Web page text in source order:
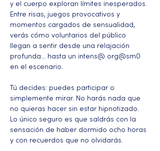
y el cuerpo exploran límites inesperados.
Entre risas, juegos provocativos y
momentos cargados de sensualidad,
verás cómo voluntarios del público
llegan a sentir desde una relajación
profunda… hasta un intens@ org@sm0
en el escenario.
Tú decides: puedes participar o
simplemente mirar. No harás nada que
no quieras hacer sin estar hipnotizado.
Lo único seguro es que saldrás con la
sensación de haber dormido ocho horas
y con recuerdos que no olvidarás.